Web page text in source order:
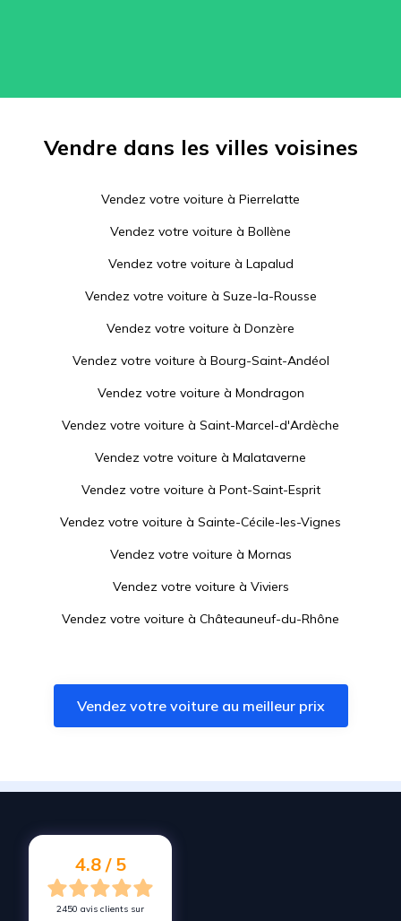
Vendre dans les villes voisines
Vendez votre voiture à Pierrelatte
Vendez votre voiture à Bollène
Vendez votre voiture à Lapalud
Vendez votre voiture à Suze-la-Rousse
Vendez votre voiture à Donzère
Vendez votre voiture à Bourg-Saint-Andéol
Vendez votre voiture à Mondragon
Vendez votre voiture à Saint-Marcel-d'Ardèche
Vendez votre voiture à Malataverne
Vendez votre voiture à Pont-Saint-Esprit
Vendez votre voiture à Sainte-Cécile-les-Vignes
Vendez votre voiture à Mornas
Vendez votre voiture à Viviers
Vendez votre voiture à Châteauneuf-du-Rhône
Vendez votre voiture àPiolenc
Vendez votre voiture àValréas
Vendez votre voiture à
Vendez votre voiture au meilleur prix
4.8 / 5
2450 avis clients sur